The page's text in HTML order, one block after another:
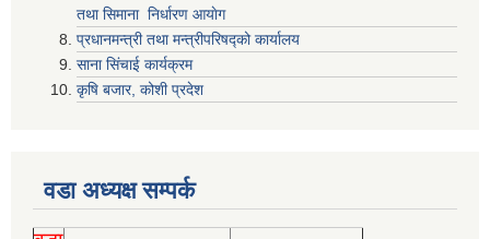
तथा सिमाना निर्धारण आयाेग
प्रधानमन्त्री तथा मन्त्रीपरिषद्को कार्यालय
साना सिंचाई कार्यक्रम
कृषि बजार, कोशी प्रदेश
वडा अध्यक्ष सम्पर्क